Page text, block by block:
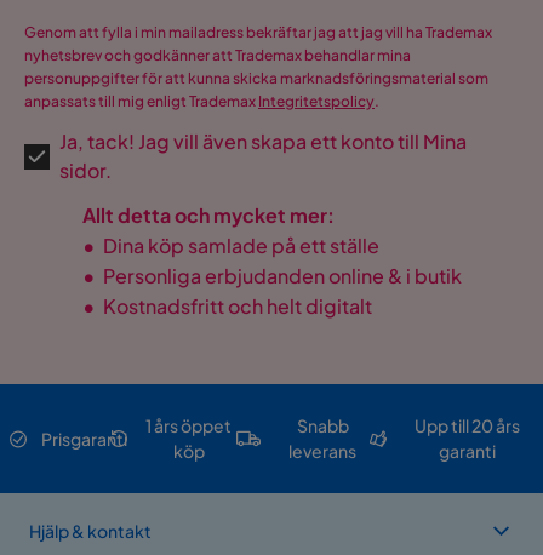
Genom att fylla i min mailadress bekräftar jag att jag vill ha Trademax
nyhetsbrev och godkänner att Trademax behandlar mina
personuppgifter för att kunna skicka marknadsföringsmaterial som
anpassats till mig enligt Trademax Integritetspolicy.
Ja, tack! Jag vill även skapa ett konto till Mina
sidor.
Allt detta och mycket mer:
• Dina köp samlade på ett ställe
• Personliga erbjudanden online & i butik
• Kostnadsfritt och helt digitalt
Prisgaranti
1 års öppet
köp
Snabb
leverans
Upp till 20 års
garanti
Hjälp & kontakt